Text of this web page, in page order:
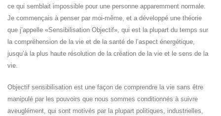
ce qui semblait impossible pour une personne apparemment normale.
Je commençais à penser par moi-même, et a développé une théorie
que j’appelle «Sensibilisation Objectif», qui est la plupart du temps sur
la compréhension de la vie et de la santé de l’aspect énergétique,
jusqu’à la plus haute résolution de la création de la vie et le sens de la
vie.
Objectif sensibilisation est une façon de comprendre la vie sans être
manipulé par les pouvoirs que nous sommes conditionnés à suivre
aveuglément, qui sont motivés par la plupart politiques, industrielles,